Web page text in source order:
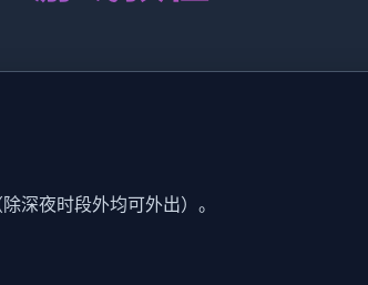
深夜时段外均可外出）。